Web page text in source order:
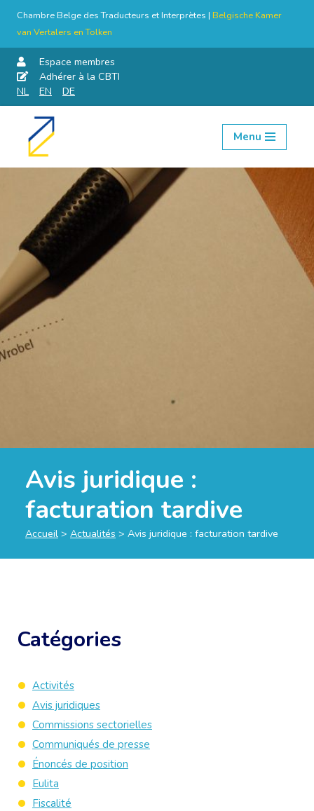
Chambre Belge des Traducteurs et Interprètes | Belgische Kamer
van Vertalers en Tolken
Espace membres
Adhérer à la CBTI
NL
EN DE
Aller
Menu
Avis juridique :
facturation tardive
Accueil > Actualités > Avis juridique : facturation tardive
Catégories
Activités
Avis juridiques
Commissions sectorielles
Communiqués de presse
Énoncés de position
Eulita
Fiscalité